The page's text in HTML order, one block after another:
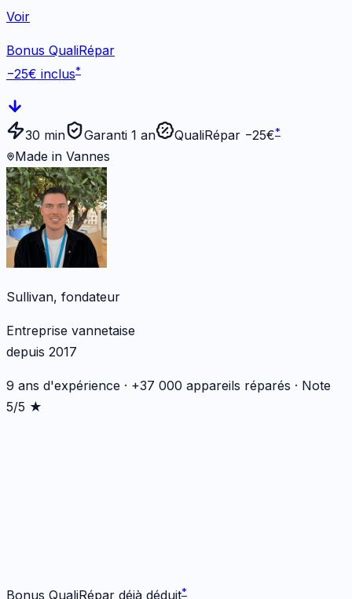
Voir
Bonus QualiRépar
−25€ inclus*
30 min Garanti 1 an QualiRépar −25€*
Made in Vannes
Sullivan, fondateur
Entreprise vannetaise
depuis 2017
9 ans d'expérience · +37 000 appareils réparés · Note
5/5 ★
Bonus QualiRépar déjà déduit*